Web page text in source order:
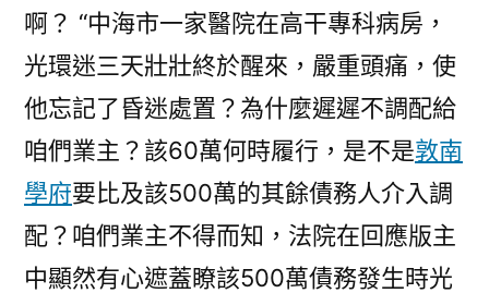
啊？ “中海市一家醫院在高干專科病房，
光環迷三天壯壯終於醒來，嚴重頭痛，使
他忘記了昏迷處置？為什麼遲遲不調配給
咱們業主？該60萬何時履行，是不是敦南
學府要比及該500萬的其餘債務人介入調
配？咱們業主不得而知，法院在回應版主
中顯然有心遮蓋瞭該500萬債務發生時光